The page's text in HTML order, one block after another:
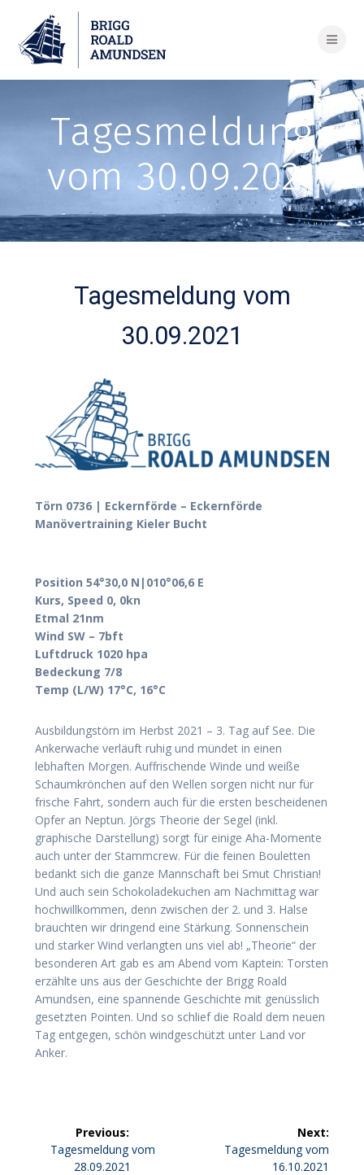
Tagesmeldung
vom 30.09.2021
Tagesmeldung vom
30.09.2021
Törn 0736 | Eckernförde – Eckernförde
Manövertraining Kieler Bucht
Position 54°30,0 N|010°06,6 E
Kurs, Speed 0, 0kn
Etmal 21nm
Wind SW – 7bft
Luftdruck 1020 hpa
Bedeckung 7/8
Temp (L/W) 17°C, 16°C
Ausbildungstörn im Herbst 2021 – 3. Tag auf See. Die
Ankerwache verläuft ruhig und mündet in einen
lebhaften Morgen. Auffrischende Winde und weiße
Schaumkrönchen auf den Wellen sorgen nicht nur für
frische Fahrt, sondern auch für die ersten bescheidenen
Opfer an Neptun. Jörgs Theorie der Segel (inkl.
graphische Darstellung) sorgt für einige Aha-Momente
auch unter der Stammcrew. Für die feinen Bouletten
bedankt sich die ganze Mannschaft bei Smut Christian!
Und auch sein Schokoladekuchen am Nachmittag war
hochwillkommen, denn zwischen der 2. und 3. Halse
brauchten wir dringend eine Stärkung. Sonnenschein
und starker Wind verlangten uns viel ab! „Theorie“ der
besonderen Art gab es am Abend vom Kaptein: Torsten
erzählte uns aus der Geschichte der Brigg Roald
Amundsen, eine spannende Geschichte mit genüsslich
gesetzten Pointen. Und so schlief die Roald dem neuen
Tag entgegen, schön windgeschützt unter Land vor
Anker.
Beitragsnavigation
Previous:
Previous
post:
Tagesmeldung vom
28.09.2021
Next:
Next
Tagesmeldung vom
16.10.2021